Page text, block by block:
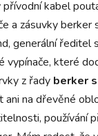
kabel
a zásuvky
generální
které
z řady berker
ani na dřevěné
používání